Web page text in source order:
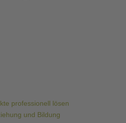
professionell lösen
und Bildung